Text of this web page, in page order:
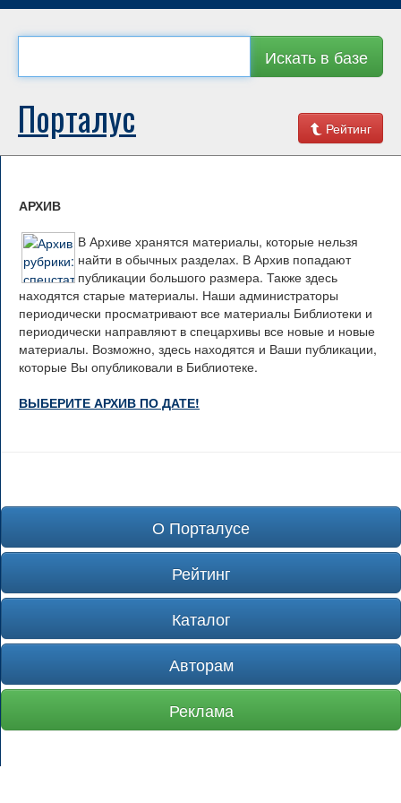
Искать в базе
Рейтинг
Порталус
АРХИВ
В Архиве хранятся материалы, которые нельзя
найти в обычных разделах. В Архив попадают
публикации большого размера. Также здесь
находятся старые материалы. Наши администраторы
периодически просматривают все материалы Библиотеки и
периодически направляют в спецархивы все новые и новые
материалы. Возможно, здесь находятся и Ваши публикации,
которые Вы опубликовали в Библиотеке.
ВЫБЕРИТЕ АРХИВ ПО ДАТЕ!
О Порталусе
Рейтинг
Каталог
Авторам
Реклама